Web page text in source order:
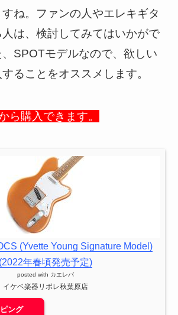
ね。ファンの人やエレキギタ
は、検討してみてはいかがで
、SPOTモデルなので、欲しい
ることをオススメします。
ら購入できます。
(Yvette Young Signature Model)
(2022年春頃発売予定)
posted with カエレバ
イケベ楽器リボレ秋葉原店
ング